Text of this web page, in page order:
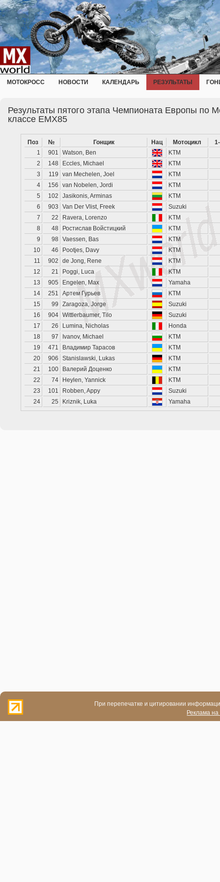
МОТОКРОСС НОВОСТИ КАЛЕНДАРЬ РЕЗУЛЬТАТЫ
Результаты пятого этапа Чемпионата Европы по
классе EMX85
Поз № Гонщик Нац Мотоцикл
1
901 Watson, Ben
KTM
2
148 Eccles, Michael
KTM
3
119 van Mechelen, Joel
KTM
4
156 van Nobelen, Jordi
KTM
5
102 Jasikonis, Arminas
KTM
6
903 Van Der Vlist, Freek
Suzuki
7
22 Ravera, Lorenzo
KTM
8
48 Ростислав Войстицкий
KTM
9
98 Vaessen, Bas
KTM
10
46 Pootjes, Davy
KTM
11
902 de Jong, Rene
KTM
12
21 Poggi, Luca
KTM
13
905 Engelen, Max
Yamaha
14
251 Артем Гурьев
KTM
15
99 Zaragoza, Jorge
Suzuki
16
904 Wittlerbaumer, Tilo
Suzuki
17
26 Lumina, Nicholas
Honda
18
97 Ivanov, Michael
KTM
19
471 Владимир Тарасов
KTM
20
906 Stanislawski, Lukas
KTM
21
100 Валерий Доценко
KTM
22
74 Heylen, Yannick
KTM
23
101 Robben, Appy
Suzuki
24
25 Kriznik, Luka Yamaha
При перепечатке и цитировании
Реклама на